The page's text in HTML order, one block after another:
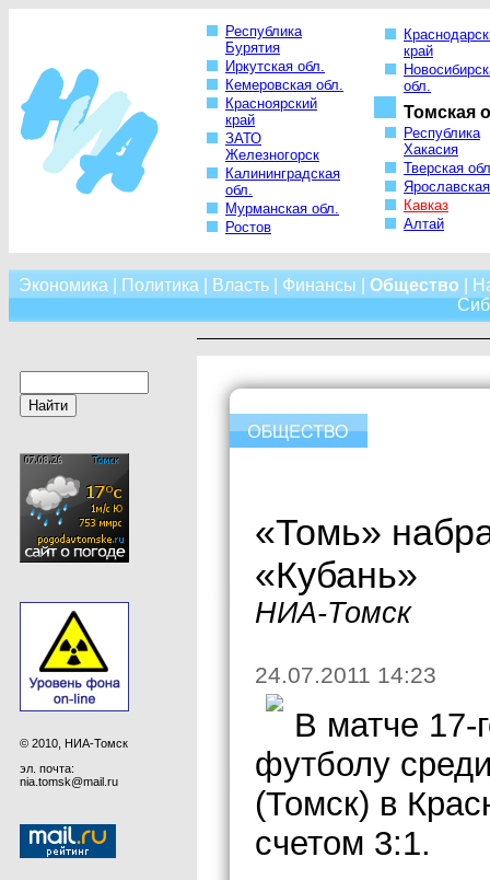
Республика
Бурятия
Иркутская обл.
Кемеровская обл.
Красноярский
край
ЗАТО
Железногорск
Калининградская
обл.
Мурманская обл.
Ростов
край
обл.
Томская
Республика
Хакасия
Тверская
Кавказ
Алтай
Экономика Политика Власть| Финансы Общество
© 2010, НИА-Томск
эл. почта:
nia.tomsk@mail.ru
«Томь»
«Кубань»
НИА-Томск
24.07.2011 14:23
В матче 17-
футболу
(Томск) в
счетом 3:1.